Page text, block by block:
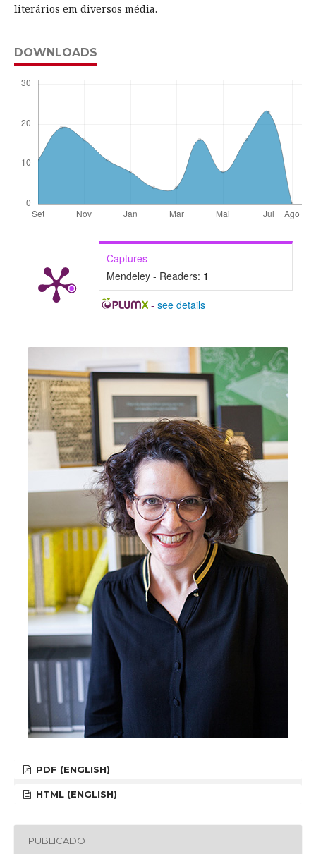
literários em diversos média.
DOWNLOADS
Captures
Mendeley - Readers: 1
- see details
PDF (ENGLISH)
HTML (ENGLISH)
PUBLICADO